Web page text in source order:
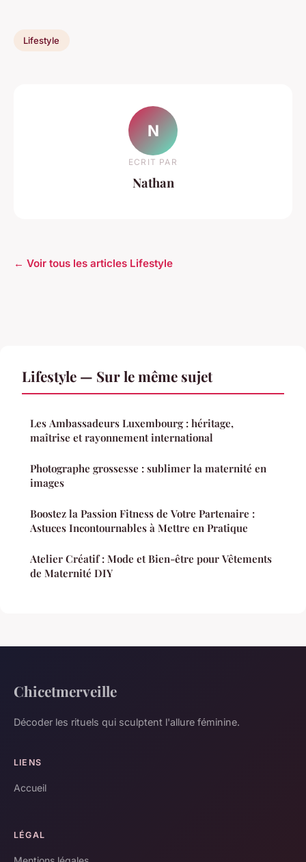
Lifestyle
N
ECRIT PAR
Nathan
← Voir tous les articles Lifestyle
Lifestyle — Sur le même sujet
Les Ambassadeurs Luxembourg : héritage,
maîtrise et rayonnement international
Photographe grossesse : sublimer la maternité en
images
Boostez la Passion Fitness de Votre Partenaire :
Astuces Incontournables à Mettre en Pratique
Atelier Créatif : Mode et Bien-être pour Vêtements
de Maternité DIY
Chicetmerveille
Décoder les rituels qui sculptent l'allure féminine.
LIENS
Accueil
LÉGAL